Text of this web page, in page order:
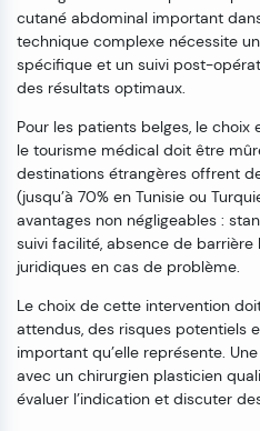
cutané abdominal important
technique complexe nécessite
spécifique et un suivi post-
des résultats optimaux.
Pour les patients belges, le
le tourisme médical doit être
destinations étrangères offrent
(jusqu’à 70% en Tunisie ou
avantages non négligeables :
suivi facilité, absence de
juridiques en cas de problème.
Le choix de cette intervention
attendus, des risques potentiels
important qu’elle représente.
avec un chirurgien plasticien
évaluer l’indication et discuter